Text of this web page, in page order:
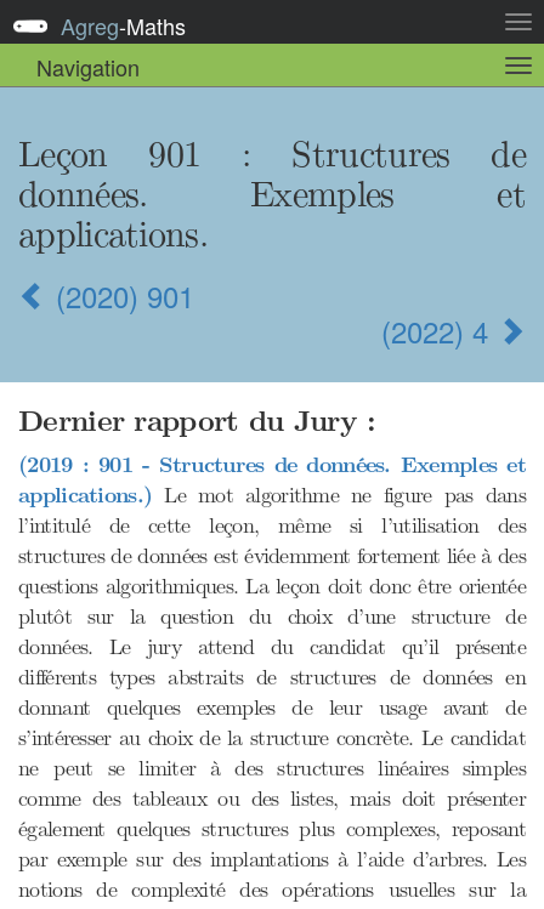
la
Agreg-Maths
Navigation
la
Leçon 901 : Structures de
données. Exemples et
applications.
(2020) 901
(2022) 4
Dernier rapport du Jury :
(2019 : 901 - Structures de données. Exemples et
applications.) Le mot algorithme ne figure pas dans
l’intitulé de cette leçon, même si l’utilisation des
structures de données est évidemment fortement liée à des
questions algorithmiques. La leçon doit donc être orientée
plutôt sur la question du choix d’une structure de
données. Le jury attend du candidat qu’il présente
différents types abstraits de structures de données en
donnant quelques exemples de leur usage avant de
s’intéresser au choix de la structure concrète. Le candidat
ne peut se limiter à des structures linéaires simples
comme des tableaux ou des listes, mais doit présenter
également quelques structures plus complexes, reposant
par exemple sur des implantations à l’aide d’arbres. Les
notions de complexité des opérations usuelles sur la